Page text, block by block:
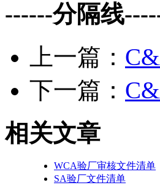
------分隔线
上一篇：
下一篇：
相关文章
WCA验厂审核文件清单
SA验厂文件清单